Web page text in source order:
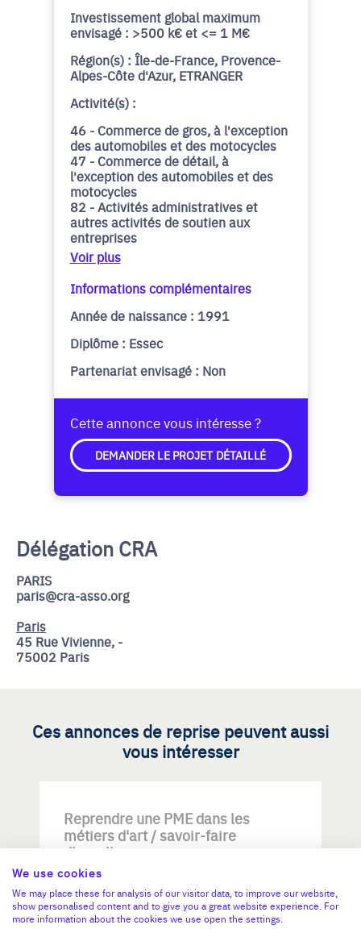
Investissement global maximum
envisagé : >500 k€ et <= 1 M€
Région(s) : Île-de-France, Provence-
Alpes-Côte d'Azur, ETRANGER
Activité(s) :
46 - Commerce de gros, à l'exception
des automobiles et des motocycles
47 - Commerce de détail, à
l'exception des automobiles et des
motocycles
82 - Activités administratives et
autres activités de soutien aux
entreprises
Voir plus
Informations complémentaires
Année de naissance : 1991
Diplôme : Essec
Partenariat envisagé : Non
Cette annonce vous intéresse ?
DEMANDER LE PROJET DÉTAILLÉ
Délégation CRA
PARIS
paris@cra-asso.org
Paris
45 Rue Vivienne, -
75002 Paris
Ces annonces de reprise peuvent aussi
vous intéresser
Reprendre une PME dans les
métiers d'art / savoir-faire
d'excellence
We use cookies
We may place these for analysis of our visitor data, to improve our website,
show personalised content and to give you a great website experience. For
more information about the cookies we use open the settings.